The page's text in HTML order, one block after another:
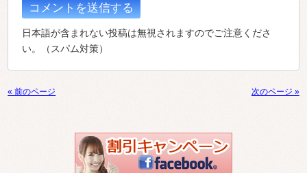
日本語が含まれない投稿は無視されますのでご注意くださ
い。（スパム対策）
« 前のページ 次のページ »